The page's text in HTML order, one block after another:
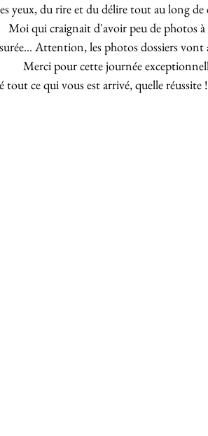
yeux, du rire et du délire tout au long de
Moi qui craignait d'avoir peu de photos à
Attention, les photos dossiers vont
Merci pour cette journée
tout ce qui vous est arrivé, quelle réussite